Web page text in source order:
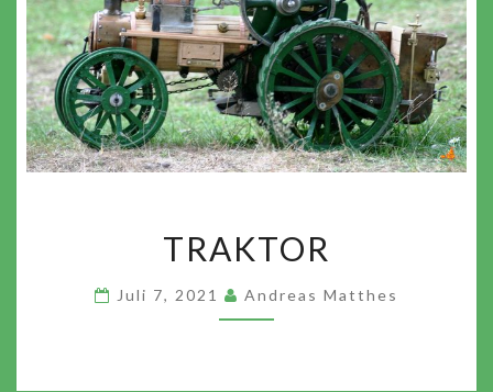
TRAKTOR
Juli 7, 2021 Andreas Matthes